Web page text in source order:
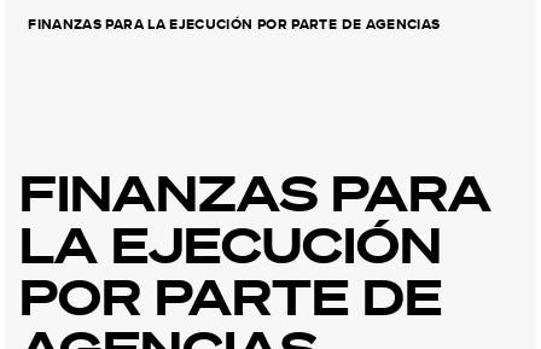
FINANZAS PARA LA EJECUCIÓN POR PARTE DE AGENCIAS
FINANZAS PARA
LA EJECUCIÓN
POR PARTE DE